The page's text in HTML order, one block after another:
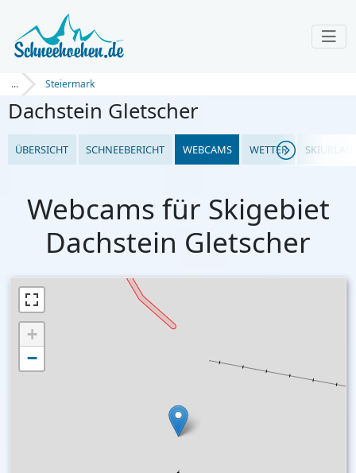
... Steiermark
Dachstein Gletscher
ÜBERSICHT SCHNEEBERICHT WEBCAMS WETTER
Webcams für Skigebiet
Dachstein Gletscher
+
−